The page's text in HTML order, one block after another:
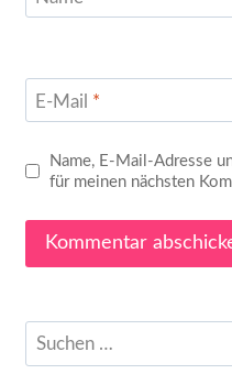
E-Mail *
Name, E-Mail-Adresse
für meinen nächsten
Suchen
nach: